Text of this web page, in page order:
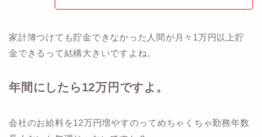
家計簿つけても貯金できなかった人間が月々1万円以上貯
金できるって結構大きいですよね。
年間にしたら12万円ですよ。
会社のお給料を12万円増やすのってめちゃくちゃ勤務年数